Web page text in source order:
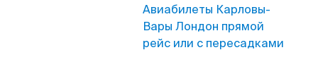
Авиабилеты Карловы-
Вары Лондон прямой
рейс или с пересадками